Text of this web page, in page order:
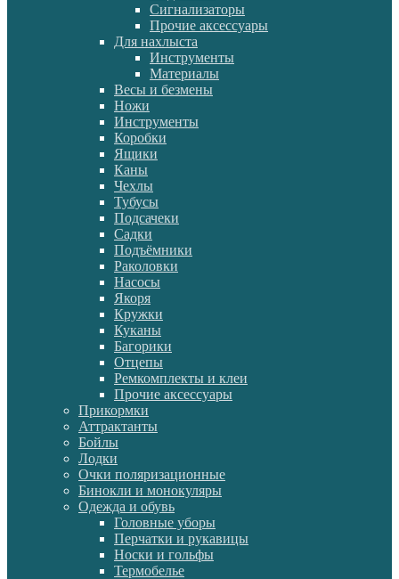
Сигнализаторы
Прочие аксессуары
Для нахлыста
Инструменты
Материалы
Весы и безмены
Ножи
Инструменты
Коробки
Ящики
Каны
Чехлы
Тубусы
Подсачеки
Садки
Подъёмники
Раколовки
Насосы
Якоря
Кружки
Куканы
Багорики
Отцепы
Ремкомплекты и клеи
Прочие аксессуары
Прикормки
Аттрактанты
Бойлы
Лодки
Очки поляризационные
Бинокли и монокуляры
Одежда и обувь
Головные уборы
Перчатки и рукавицы
Носки и гольфы
Термобелье